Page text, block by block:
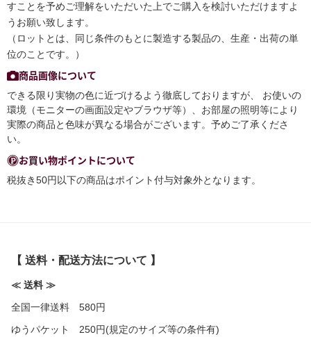
すことを予めご理解をいただいた上でご購入を検討いただけますよ
うお願い致します。
（ロットとは、同じ条件のもとに製造する製品の、生産・出荷の単
位のことです。）
商品画像について
できる限り実物の色に近づけるよう徹底しておりますが、 お使いの
環境（モニターの画面設定やブラウザ等）、お部屋の照明等により
実際の商品と色味が異なる場合がございます。予めご了承くださ
い。
お買い物ポイントについて
税抜き50円以下の商品はポイント付与対象外となります。
【 送料・配送方法について 】
≪ 送料 ≫
全国一律送料 580円
ゆうパケット 250円(規定のサイズ等の条件有)